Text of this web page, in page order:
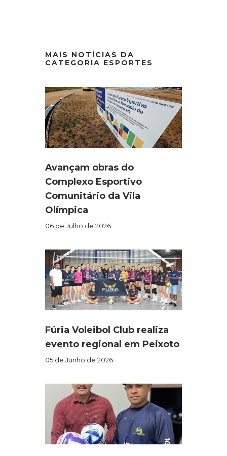
MAIS NOTÍCIAS DA
CATEGORIA ESPORTES
Avançam obras do
Complexo Esportivo
Comunitário da Vila
Olímpica
06 de Julho de 2026
Fúria Voleibol Club realiza
evento regional em Peixoto
05 de Junho de 2026